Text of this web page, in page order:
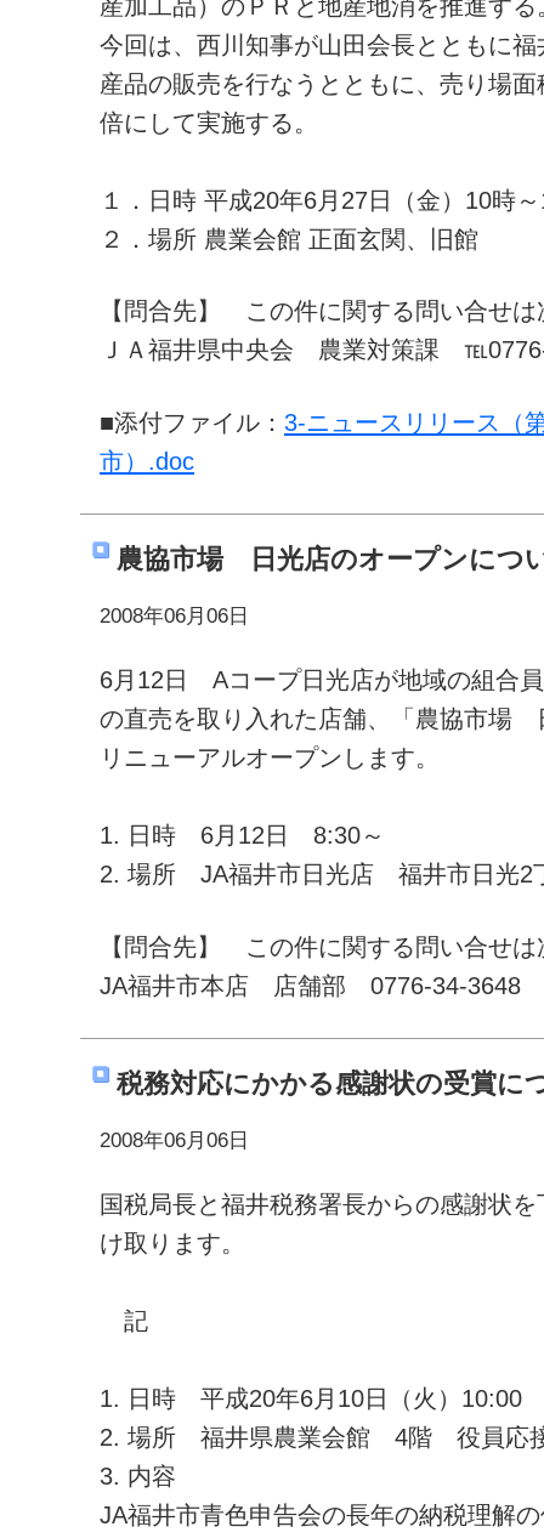
産加工品）のＰＲと地産地消を推進する
今回は、西川知事が山田会長とともに
産品の販売を行なうとともに、売り場
倍にして実施する。
１．日時 平成20年6月27日（金）10時
２．場所 農業会館 正面玄関、旧館
【問合先】 この件に関する問い合せは
ＪＡ福井県中央会 農業対策課
■添付ファイル： 3-ニュースリリース（
市）.doc
農協市場 日光店のオープンにつ
2008年06月06日
6月12日 Aコープ日光店が地域の組合
の直売を取り入れた店舗、「農協市場
リニューアルオープンします。
1. 日時 6月12日 8:30～
2. 場所 JA福井市日光店 福井市日光2
【問合先】 この件に関する問い合せは
JA福井市本店 店舗部 0776-34-3648
税務対応にかかる感謝状の受賞に
2008年06月06日
国税局長と福井税務署長からの感謝状
け取ります。
記
1. 日時 平成20年6月10日（火）10:00
2. 場所 福井県農業会館 4階 役員応
3. 内容
JA福井市青色申告会の長年の納税理解